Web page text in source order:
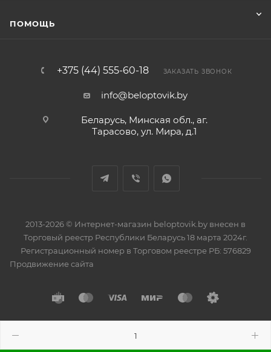
ПОМОЩЬ
+375 (44) 555-60-18 ЗАКАЗАТЬ ЗВОНОК
info@beloptovik.by
Беларусь, Минская обл., аг.
Тарасово, ул. Мира, д.1
2013-2026 © Интернет-магазин beloptovik.by внесен в
Торговый реестр Республики Беларусь 18 марта 2024г.
Регистрационный номер в Торговом реестре РБ: 576829
Продвижение сайта
Разработано в